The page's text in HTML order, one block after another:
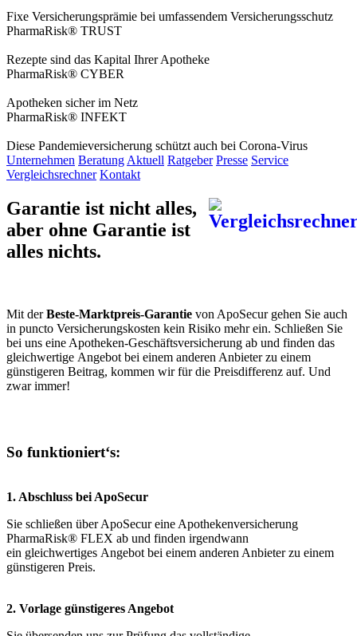
Fixe Versicherungsprämie bei umfassendem Versicherungsschutz
PharmaRisk® TRUST
Rezepte sind das Kapital Ihrer Apotheke
PharmaRisk® CYBER
Apotheken sicher im Netz
PharmaRisk® INFEKT
Diese Pandemieversicherung schützt auch bei Corona-Virus
Unternehmen Beratung Aktuell Ratgeber Presse Service
Vergleichsrechner Kontakt
Garantie ist nicht alles,
aber ohne Garantie ist
alles nichts.
Mit derBeste-Marktpreis-Garantie von ApoSecur gehen Sie auch
in puncto Versicherungskosten kein Risiko mehr ein. Schließen Sie
bei uns eine Apotheken-Geschäftsversicherung ab und finden das
gleichwertige Angebot bei einem anderen Anbieter zu einem
günstigeren Beitrag, kommen wir für die Preisdifferenz auf. Und
zwar immer!
So funktioniert‘s:
1. Abschluss bei ApoSecur
Sie schließen über ApoSecur eine Apothekenversicherung
PharmaRisk® FLEX ab und finden irgendwann
ein gleichwertiges Angebot bei einem anderen Anbieter zu einem
günstigeren Preis.
2. Vorlage günstigeres Angebot